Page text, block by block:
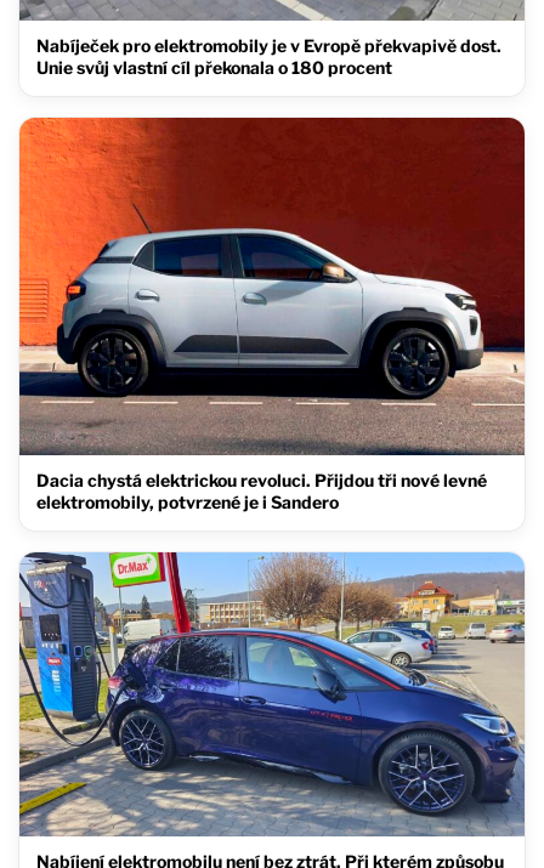
Nabíječek pro elektromobily je v Evropě překvapivě dost.
Unie svůj vlastní cíl překonala o 180 procent
Dacia chystá elektrickou revoluci. Přijdou tři nové levné
elektromobily, potvrzené je i Sandero
Nabíjení elektromobilu není bez ztrát. Při kterém způsobu